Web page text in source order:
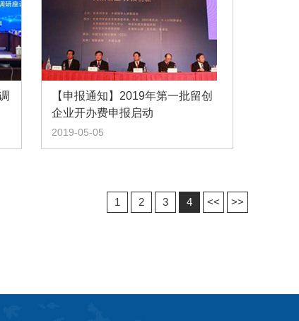
【申报通知】2019年第一批留创
企业开办费申报启动
2019-05-05
1 2 3 4 << >>